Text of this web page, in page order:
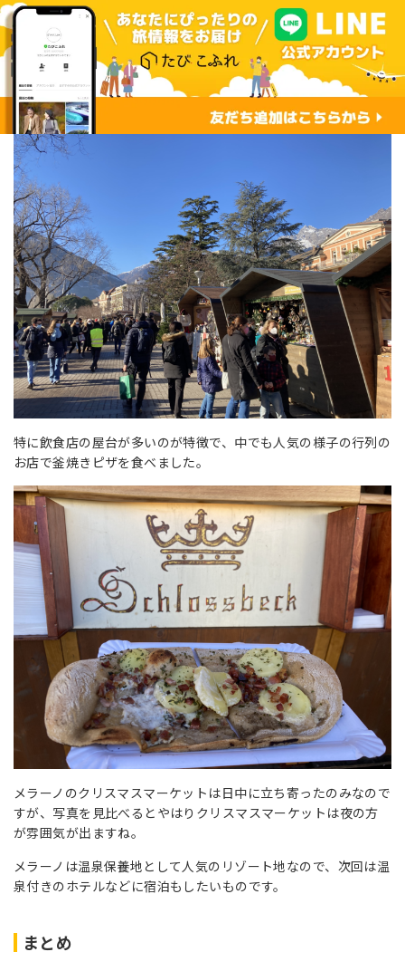
特に飲食店の屋台が多いのが特徴で、中でも人気の様子の行列の
お店で釜焼きピザを食べました。
メラーノのクリスマスマーケットは日中に立ち寄ったのみなので
すが、写真を見比べるとやはりクリスマスマーケットは夜の方
が雰囲気が出ますね。
メラーノは温泉保養地として人気のリゾート地なので、次回は温
泉付きのホテルなどに宿泊もしたいものです。
まとめ